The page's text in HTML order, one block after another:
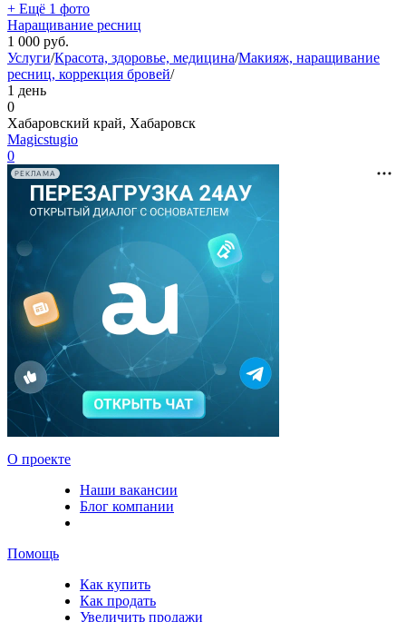
+ Ещё 1 фото
Наращивание ресниц
1 000 руб.
Услуги/Красота, здоровье, медицина/Макияж, наращивание
ресниц, коррекция бровей/
1 день
0
Хабаровский край, Хабаровск
Magicstugio
0
РЕКЛАМА
О проекте
Наши вакансии
Блог компании
Помощь
Как купить
Как продать
Увеличить продажи